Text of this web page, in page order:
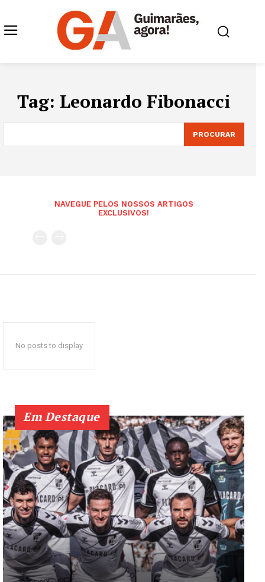
Tag: Leonardo Fibonacci
PROCURAR
NAVEGUE PELOS NOSSOS ARTIGOS
EXCLUSIVOS!
No posts to display
Em Destaque